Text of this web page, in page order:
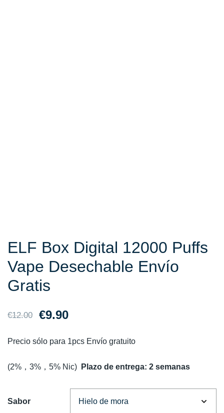
ELF Box Digital 12000 Puffs
Vape Desechable Envío
Gratis
€12.00
El
precio
era:
€9.90El
precio
es:
Precio sólo para 1pcs Envío gratuito
(2%，3%，5% Nic) Plazo de entrega: 2 semanas
Sabor